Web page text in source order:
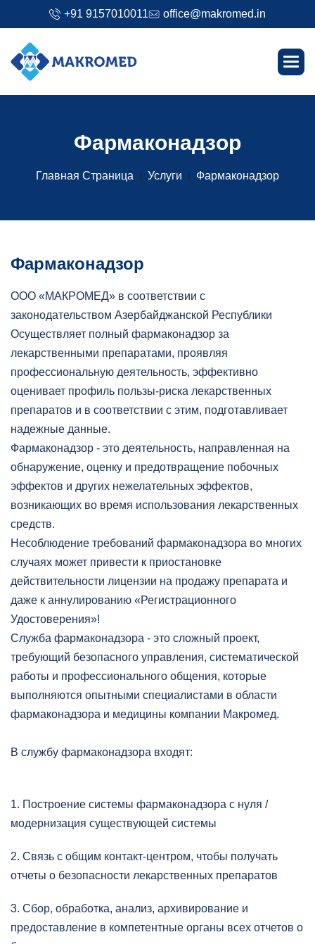
+91 9157010011 office@makromed.in
Фармаконадзор
Главная Страница Услуги Фармаконадзор
Фармаконадзор
ООО «МАКРОМЕД» в соответствии с
законодательством Азербайджанской Республики
Осуществляет полный фармаконадзор за
лекарственными препаратами, проявляя
профессиональную деятельность, эффективно
оценивает профиль пользы-риска лекарственных
препаратов и в соответствии с этим, подготавливает
надежные данные.
Фармаконадзор - это деятельность, направленная на
обнаружение, оценку и предотвращение побочных
эффектов и других нежелательных эффектов,
возникающих во время использования лекарственных
средств.
Несоблюдение требований фармаконадзора во многих
случаях может привести к приостановке
действительности лицензии на продажу препарата и
даже к аннулированию «Регистрационного
Удостоверения»!
Служба фармаконадзора - это сложный проект,
требующий безопасного управления, систематической
работы и профессионального общения, которые
выполняются опытными специалистами в области
фармаконадзора и медицины компании Mакромед.
В службу фармаконадзора входят:
1. Построение системы фармаконадзора с нуля /
модернизация существующей системы
2. Связь с общим контакт-центром, чтобы получать
отчеты о безопасности лекарственных препаратов
3. Сбор, обработка, анализ, архивирование и
предоставление в компетентные органы всех отчетов о